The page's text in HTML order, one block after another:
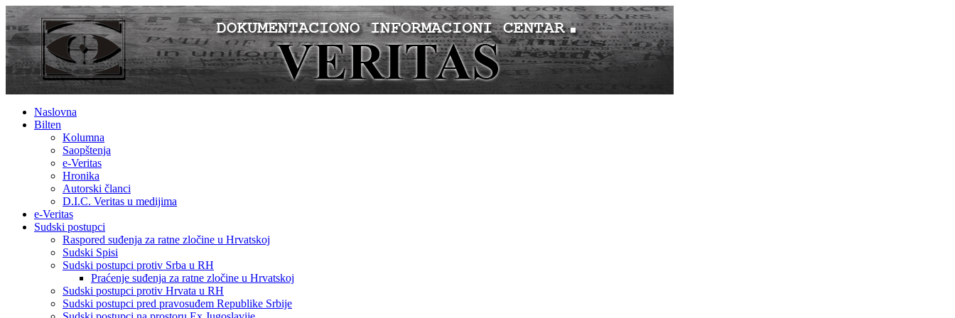
Naslovna
Bilten
Kolumna
Saopštenja
e-Veritas
Hronika
Autorski članci
D.I.C. Veritas u medijima
e-Veritas
Sudski postupci
Raspored suđenja za ratne zločine u Hrvatskoj
Sudski Spisi
Sudski postupci protiv Srba u RH
Praćenje suđenja za ratne zločine u Hrvatskoj
Sudski postupci protiv Hrvata u RH
Sudski postupci pred pravosuđem Republike Srbije